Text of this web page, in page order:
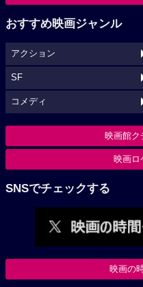
おすすめ映画ジャンル
アクション
SF
コメディ
映画館ク
映画ロ
SNSでチェックする
映画の